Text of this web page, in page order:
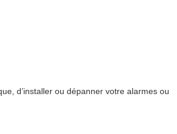
d’installer ou dépanner votre alarmes ou